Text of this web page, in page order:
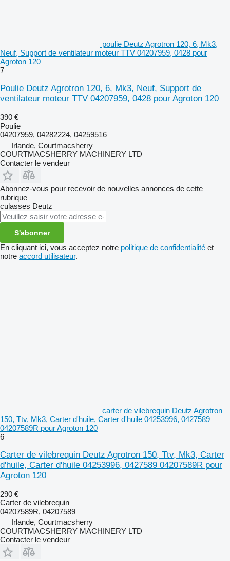
poulie Deutz Agrotron 120, 6, Mk3,
Neuf, Support de ventilateur moteur TTV 04207959, 0428 pour
Agroton 120
7
Poulie Deutz Agrotron 120, 6, Mk3, Neuf, Support de
ventilateur moteur TTV 04207959, 0428 pour Agroton 120
390 €
Poulie
04207959, 04282224, 04259516
Irlande, Courtmacsherry
COURTMACSHERRY MACHINERY LTD
Contacter le vendeur
Abonnez-vous pour recevoir de nouvelles annonces de cette
rubrique
culasses Deutz
S'abonner
En cliquant ici, vous acceptez notre politique de confidentialité et
notre accord utilisateur.
carter de vilebrequin Deutz Agrotron
150, Ttv, Mk3, Carter d'huile, Carter d'huile 04253996, 0427589
04207589R pour Agroton 120
6
Carter de vilebrequin Deutz Agrotron 150, Ttv, Mk3, Carter
d'huile, Carter d'huile 04253996, 0427589 04207589R pour
Agroton 120
290 €
Carter de vilebrequin
04207589R, 04207589
Irlande, Courtmacsherry
COURTMACSHERRY MACHINERY LTD
Contacter le vendeur